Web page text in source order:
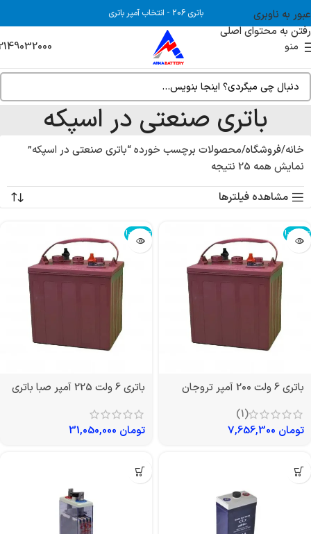
عبور به ناوبری
رفتن به محتوای اصلی
باتری 206 - انتخاب آمپر باتری
منو
باتری صنعتی در اسپکه
خانه فروشگاه محصولات برچسب خورده “باتری صنعتی در اسپکه”
نمایش همه 25 نتیجه
مشاهده فیلترها
تمام شد!
باتری 6 ولت 200 آمپر تروجان
(1)
تومان
تمام شد!
باتری 6 ولت 225 آمپر صبا باتری
تومان